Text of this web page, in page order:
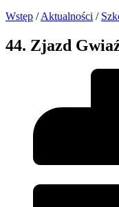
Wstęp / Aktualności /
44. Zjazd